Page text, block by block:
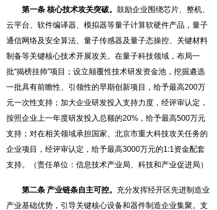
第一条 核心技术攻关突破。鼓励企业围绕芯片、整机、
云平台、软件编译器、模拟器等量子计算软硬件产品，量子
通信网络及安全算法、量子传感器及量子态操控、关键材料
制备等关键核心技术开展攻关。在量子科技领域，布局一
批“揭榜挂帅”项目；设立颠覆性技术研发资金池，挖掘遴选
一批具有前瞻性、引领性的早期创新项目，给予最高200万
元一次性支持；加大企业研发投入支持力度，经评审认定，
按照企业上一年度研发投入总额的20%，给予最高500万元
支持；对在相关领域承担国家、北京市重大科技攻关任务的
企业项目，经评审认定，给予最高3000万元的1:1资金配套
支持。（责任单位：信息技术产业局、科技和产业促进局）
第二条 产业链条自主可控。 充分发挥经开区先进制造业
产业基础优势，引导关键核心设备和器件制造企业集聚。支